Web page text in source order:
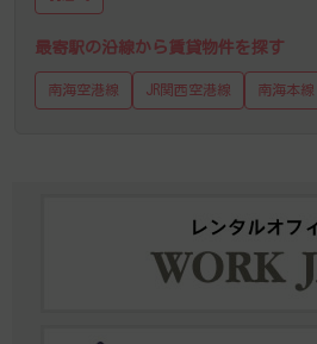
最寄駅の沿線から賃貸物件を探す
南海空港線 JR関西空港線 南海本線